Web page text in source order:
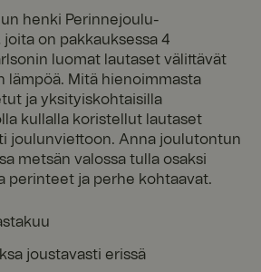
henki Perinnejoulu-
on pakkauksessa 4
luomat lautaset välittävät
lämpöä. Mitä hienoimmasta
ja yksityiskohtaisilla
kullalla koristellut lautaset
joulunviettoon. Anna joulutontun
metsän valossa tulla osaksi
perinteet ja perhe kohtaavat.
joustavasti erissä